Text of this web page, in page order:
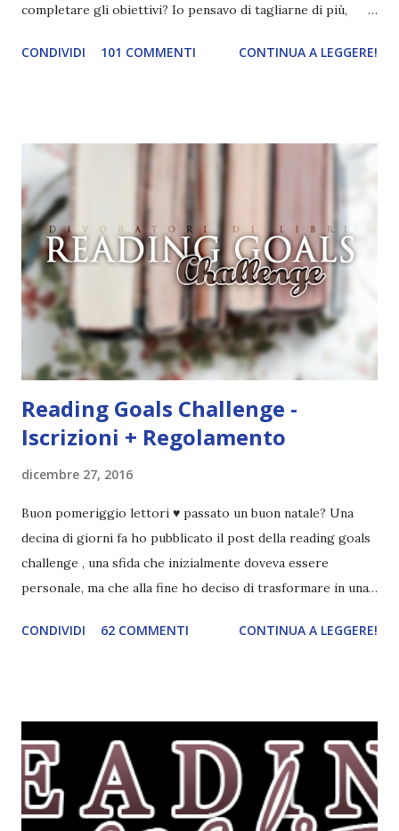
completare gli obiettivi? Io pensavo di tagliarne di più,
Ad ogni modo ne ho spuntati cinque, più di quanti pensassi,
Frankenstein Un libro ambientato in Germania \
Frankenstein Un libro da cui è stato tratto un film \
Frankenstein Il prossimo mese dovrei spuntare più
obiettivi secondo i miei piani di lettura 😂 Adesso facciamo
due calcoli! Chi ha letto il maggior numero di libri? Sara
Sara con ben 24 letture ! Chi ha completato il maggior
numero di obiettivi? Sara Sara con 131\200 obiettivi (ho
escluso quelli che prevedono la lettu...
CONDIVIDI 101 COMMENTI CONTINUA A LEGGERE!
Reading Goals Challenge -
Iscrizioni + Regolamento
dicembre 27, 2016
Buon pomeriggio lettori ♥ passato un buon natale? Una
decina di giorni fa ho pubblicato il post della reading goals
challenge , una sfida che inizialmente doveva essere
personale, ma che alla fine ho deciso di trasformare in una
persone interessate. E quindi eccomi qui con il post delle
challenge un po' particolare perché ogni libro letto può
ricoprire più di un obiettivo. Riportandovi l'esempio che ho
fatto nell'altro post, se leggo un libro horror sulle sirene
scritto dal mio autore preferito, tecnicamente ho già
CONDIVIDI 62 COMMENTI CONTINUA A LEGGERE!